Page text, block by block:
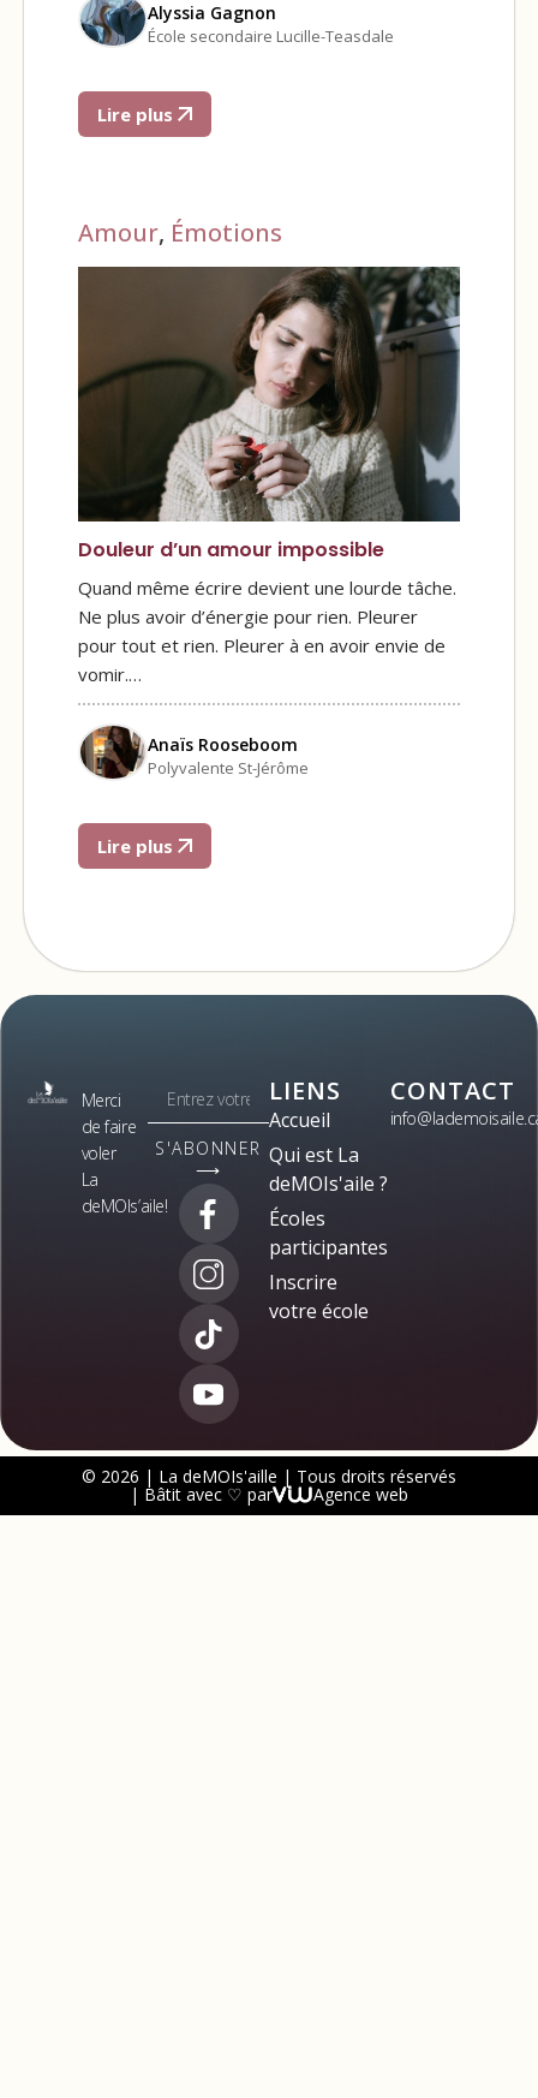
Alyssia Gagnon
École secondaire Lucille-Teasdale
Lire plus
Amour, Émotions
Douleur d’un amour impossible
Quand même écrire devient une lourde tâche.
Ne plus avoir d’énergie pour rien. Pleurer
pour tout et rien. Pleurer à en avoir envie de
vomir.…
Anaïs Rooseboom
Polyvalente St-Jérôme
Lire plus
Merci
de faire
voler
La
deMOIs’aile!
S'ABONNER
⟶
LIENS
Accueil
Qui est La
deMOIs'aile ?
Écoles
participantes
Inscrire
votre école
CONTACT
© 2026 | La deMOIs'aille | Tous droits réservés
| Bâtit avec ♡ par Agence web